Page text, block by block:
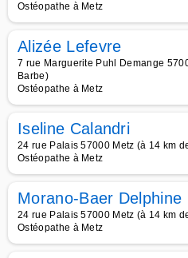
Ostéopathe à Metz
Alizée Lefevre
7 rue Marguerite Puhl Demange
Barbe)
Ostéopathe à Metz
Iseline Calandri
24 rue Palais 57000 Metz (à 14 km
Ostéopathe à Metz
Morano-Baer Delphine
24 rue Palais 57000 Metz (à 14 km
Ostéopathe à Metz